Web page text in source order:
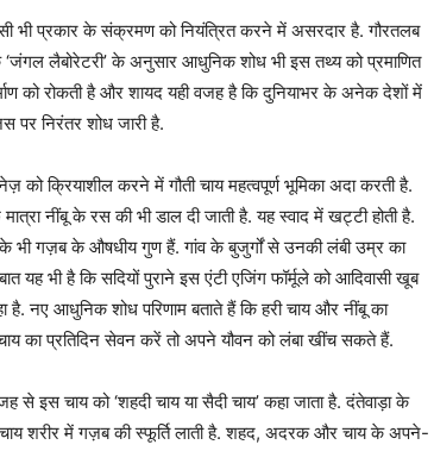
भी प्रकार के संक्रमण को नियंत्रित करने में असरदार है. गौरतलब
लैबोरेटरी’ के अनुसार आधुनिक शोध भी इस तथ्य को प्रमाणित
को रोकती है और शायद यही वजह है कि दुनियाभर के अनेक देशों में
पर निरंतर शोध जारी है.
क्रियाशील करने में गौती चाय महत्वपूर्ण भूमिका अदा करती है.
नींबू के रस की भी डाल दी जाती है. यह स्वाद में खट्टी होती है.
भी गज़ब के औषधीय गुण हैं. गांव के बुजुर्गों से उनकी लंबी उम्र का
यह भी है कि सदियों पुराने इस एंटी एजिंग फॉर्मूले को आदिवासी खूब
नए आधुनिक शोध परिणाम बताते हैं कि हरी चाय और नींबू का
का प्रतिदिन सेवन करें तो अपने यौवन को लंबा खींच सकते हैं.
से इस चाय को ‘शहदी चाय या सैदी चाय’ कहा जाता है. दंतेवाड़ा के
शरीर में गज़ब की स्फूर्ति लाती है. शहद, अदरक और चाय के अपने-